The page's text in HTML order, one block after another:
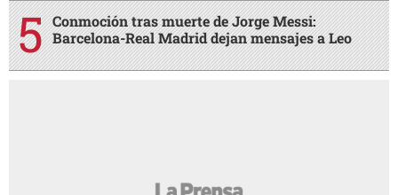
Conmoción tras muerte de Jorge Messi:
Barcelona-Real Madrid dejan mensajes a Leo